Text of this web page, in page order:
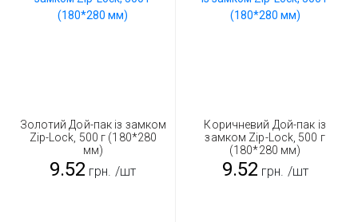
Золотий Дой-пак із замком
Zip-Lock, 500 г (180*280
мм)
9.52 грн. /шт
Коричневий Дой-пак із
замком Zip-Lock, 500 г
(180*280 мм)
9.52 грн. /шт